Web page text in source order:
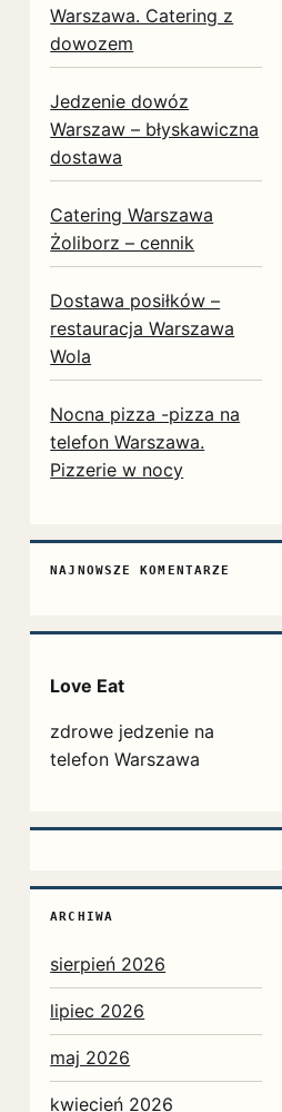
Warszawa. Catering z
dowozem
Jedzenie dowóz
Warszaw – błyskawiczna
dostawa
Catering Warszawa
Żoliborz – cennik
Dostawa posiłków –
restauracja Warszawa
Wola
Nocna pizza -pizza na
telefon Warszawa.
Pizzerie w nocy
NAJNOWSZE KOMENTARZE
Love Eat
zdrowe jedzenie na
telefon Warszawa
ARCHIWA
sierpień 2026
lipiec 2026
maj 2026
kwiecień 2026